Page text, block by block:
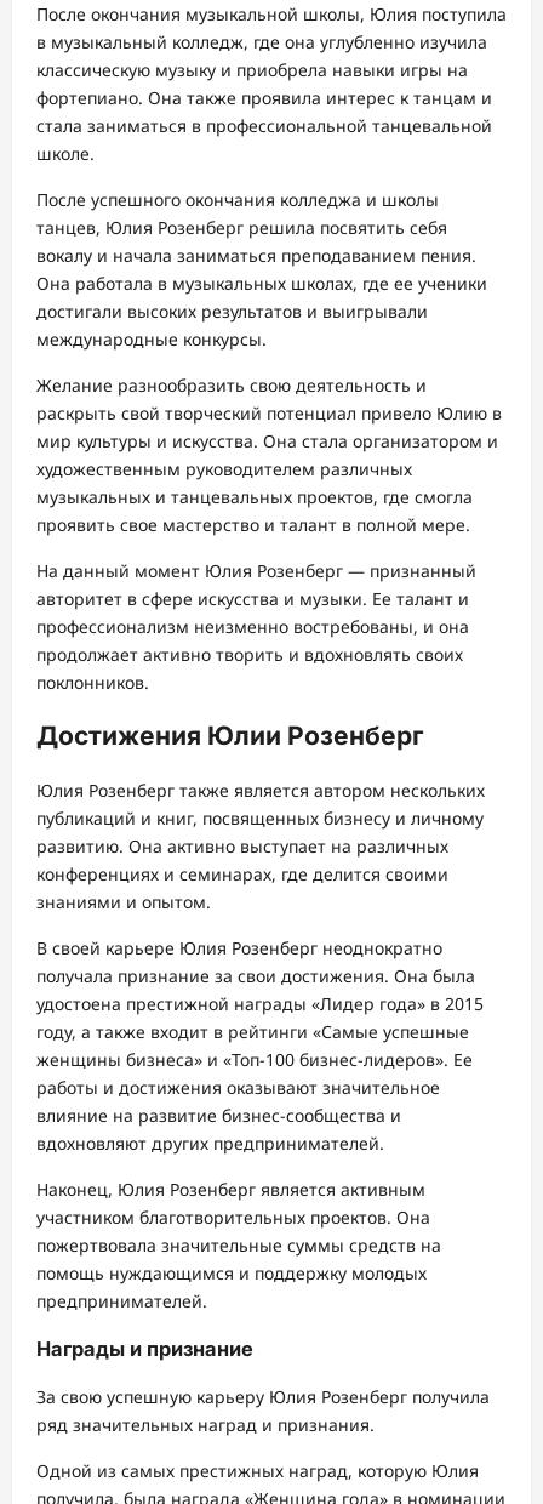
После окончания музыкальной школы, Юлия поступила
в музыкальный колледж, где она углубленно изучила
классическую музыку и приобрела навыки игры на
фортепиано. Она также проявила интерес к танцам и
стала заниматься в профессиональной танцевальной
школе.
После успешного окончания колледжа и школы
танцев, Юлия Розенберг решила посвятить себя
вокалу и начала заниматься преподаванием пения.
Она работала в музыкальных школах, где ее ученики
достигали высоких результатов и выигрывали
международные конкурсы.
Желание разнообразить свою деятельность и
раскрыть свой творческий потенциал привело Юлию в
мир культуры и искусства. Она стала организатором и
художественным руководителем различных
музыкальных и танцевальных проектов, где смогла
проявить свое мастерство и талант в полной мере.
На данный момент Юлия Розенберг — признанный
авторитет в сфере искусства и музыки. Ее талант и
профессионализм неизменно востребованы, и она
продолжает активно творить и вдохновлять своих
поклонников.
Достижения Юлии Розенберг
Юлия Розенберг также является автором нескольких
публикаций и книг, посвященных бизнесу и личному
развитию. Она активно выступает на различных
конференциях и семинарах, где делится своими
знаниями и опытом.
В своей карьере Юлия Розенберг неоднократно
получала признание за свои достижения. Она была
удостоена престижной награды «Лидер года» в 2015
году, а также входит в рейтинги «Самые успешные
женщины бизнеса» и «Топ-100 бизнес-лидеров». Ее
работы и достижения оказывают значительное
влияние на развитие бизнес-сообщества и
вдохновляют других предпринимателей.
Наконец, Юлия Розенберг является активным
участником благотворительных проектов. Она
пожертвовала значительные суммы средств на
помощь нуждающимся и поддержку молодых
предпринимателей.
Награды и признание
За свою успешную карьеру Юлия Розенберг получила
ряд значительных наград и признания.
Одной из самых престижных наград, которую Юлия
получила, была награда «Женщина года» в номинации